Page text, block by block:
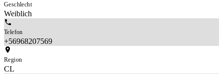
Geschlecht
Weiblich
Telefon
+56968207569
Region
CL